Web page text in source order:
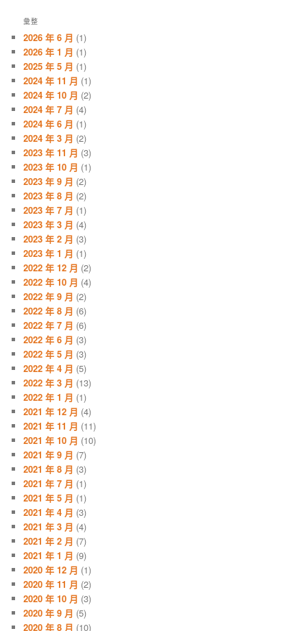
彙整
2026 年 6 月 (1)
2026 年 1 月 (1)
2025 年 5 月 (1)
2024 年 11 月 (1)
2024 年 10 月 (2)
2024 年 7 月 (4)
2024 年 6 月 (1)
2024 年 3 月 (2)
2023 年 11 月 (3)
2023 年 10 月 (1)
2023 年 9 月 (2)
2023 年 8 月 (2)
2023 年 7 月 (1)
2023 年 3 月 (4)
2023 年 2 月 (3)
2023 年 1 月 (1)
2022 年 12 月 (2)
2022 年 10 月 (4)
2022 年 9 月 (2)
2022 年 8 月 (6)
2022 年 7 月 (6)
2022 年 6 月 (3)
2022 年 5 月 (3)
2022 年 4 月 (5)
2022 年 3 月 (13)
2022 年 1 月 (1)
2021 年 12 月 (4)
2021 年 11 月 (11)
2021 年 10 月 (10)
2021 年 9 月 (7)
2021 年 8 月 (3)
2021 年 7 月 (1)
2021 年 5 月 (1)
2021 年 4 月 (3)
2021 年 3 月 (4)
2021 年 2 月 (7)
2021 年 1 月 (9)
2020 年 12 月 (1)
2020 年 11 月 (2)
2020 年 10 月 (3)
2020 年 9 月 (5)
2020 年 8 月 (10)